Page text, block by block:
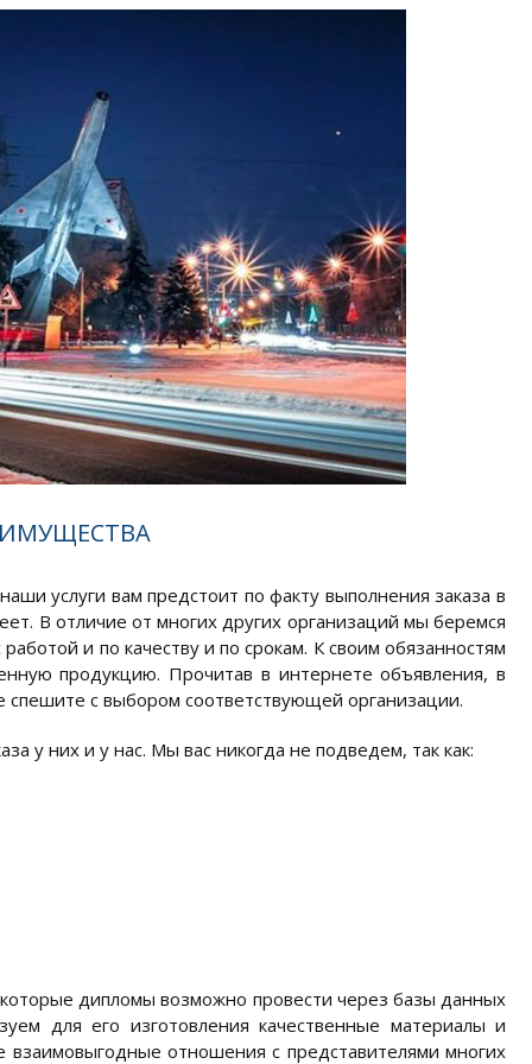
услуги вам предстоит по факту выполнения заказа в
В отличие от многих других организаций мы беремся
и по качеству и по срокам. К своим обязанностям
продукцию. Прочитав в интернете объявления, в
спешите с выбором соответствующей организации.
у них и у нас. Мы вас никогда не подведем, так как:
дипломы возможно провести через базы данных
для его изготовления качественные материалы и
отношения с представителями многих